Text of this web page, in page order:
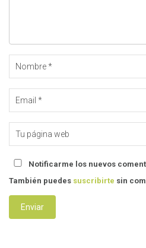
Notificarme los nuevos
También puedes suscribirte sin